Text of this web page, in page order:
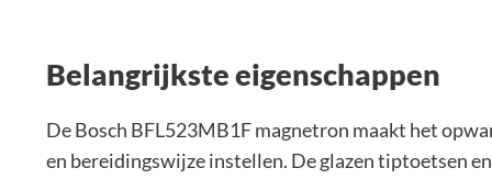
Belangrijkste eigenschappen
De Bosch BFL523MB1F magnetron maakt het
en bereidingswijze instellen. De glazen tiptoetsen